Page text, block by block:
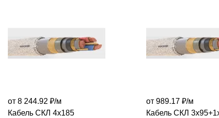
от 8 244.92 ₽/м
Кабель СКЛ 4х185
от 989.17 ₽/м
Кабель СКЛ